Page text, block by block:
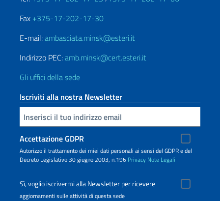
Fax +375-17-202-17-30
E-mail:ambasciata.minsk@esteri.it
Indirizzo PEC:amb.minsk@cert.esteri.it
Gli uffici della sede
Iscriviti alla nostra Newsletter
Inserisci la tua email
Accettazione GDPR
Autorizzo il trattamento dei miei dati personali ai sensi del GDPR e del
Decreto Legislativo 30 giugno 2003, n.196 Privacy Note Legali
Sì, voglio iscrivermi alla Newsletter per ricevere
aggiornamenti sulle attività di questa sede